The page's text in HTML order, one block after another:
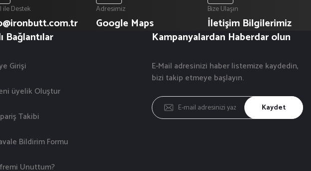
ile Destek Adresimiz
Google Maps
Bize Ulaşın
İletişim Bilgilerimiz
Bağlantılar
Girişi
üyelik Oluştur
Takibi
Bildirim Formu
Unuttum?
Kampanyalardan Haberdar olun
E-Mail adresinizi haber listemize kaydedin,
bizi takip etmeye başlayın.
Kaydet